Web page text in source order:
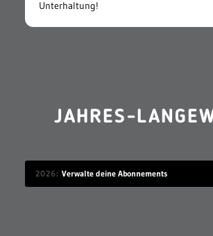
Unterhaltung!
JAHRES-
2026 Verwalte deine Abonnements